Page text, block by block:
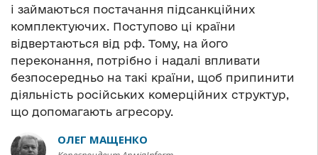
і займаються постачання підсанкційних
комплектуючих. Поступово ці країни
відвертаються від рф. Тому, на його
переконання, потрібно і надалі впливати
безпосередньо на такі країни, щоб припинити
діяльність російських комерційних структур,
що допомагають агресору.
ОЛЕГ МАЩЕНКО